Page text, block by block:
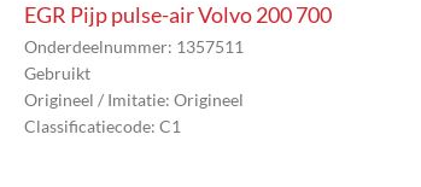
EGR Pijp pulse-air Volvo 200 700
Onderdeelnummer: 1357511
Gebruikt
Origineel / Imitatie: Origineel
Classificatiecode: C1